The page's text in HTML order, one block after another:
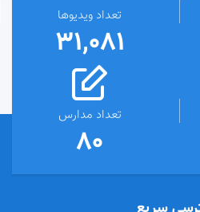
تعداد ویدیوها
31,081
تعداد مدارس
80